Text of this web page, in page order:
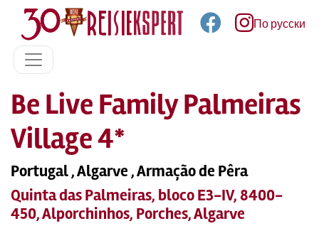
По русски
Be Live Family Palmeiras
Village 4*
Portugal , Algarve , Armação de Pêra
Quinta das Palmeiras, bloco E3-IV, 8400-
450, Alporchinhos, Porches, Algarve